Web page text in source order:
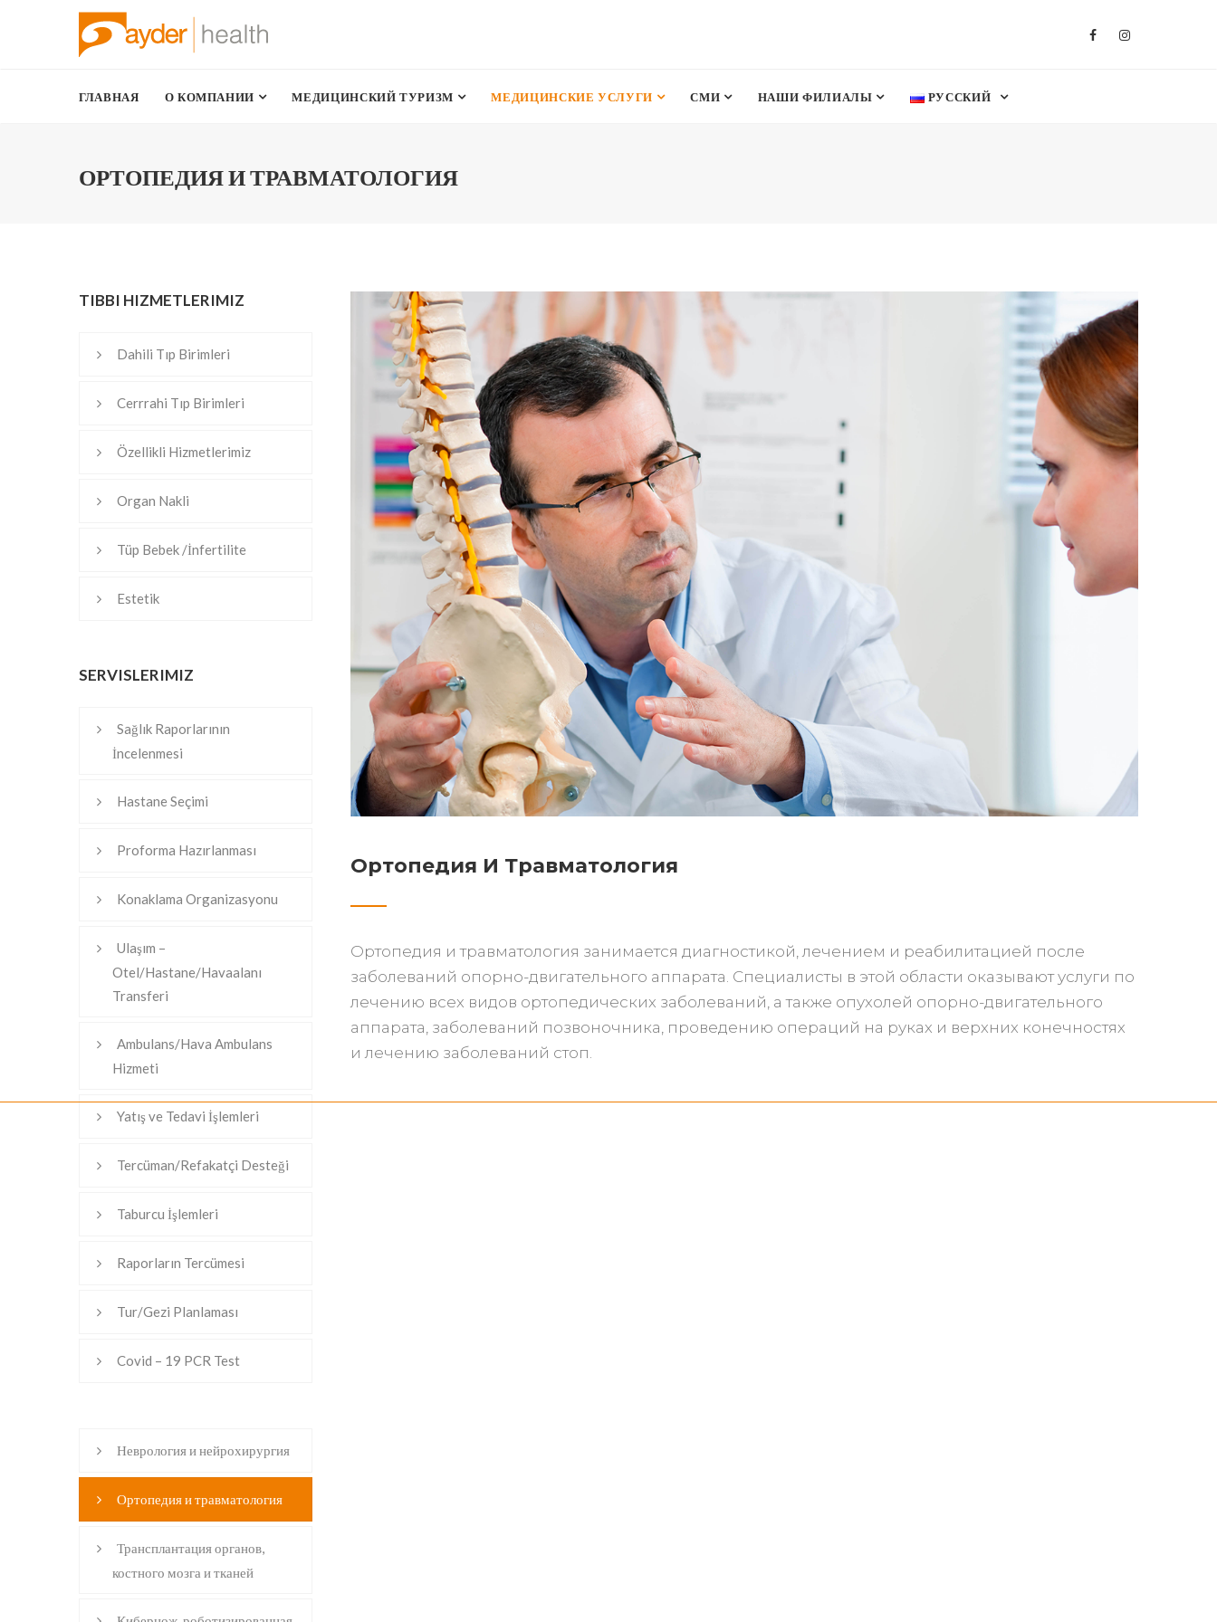
ГЛАВНАЯ О КОМПАНИИ МЕДИЦИНСКИЙ ТУРИЗМ МЕДИЦИНСКИЕ УСЛУГИ СМИ НАШИ ФИЛИАЛЫ РУССКИЙ
ОРТОПЕДИЯ И ТРАВМАТОЛОГИЯ
Ортопедия И Травматология
Ортопедия и травматология занимается диагностикой, лечением и реабилитацией после
заболеваний опорно-двигательного аппарата. Специалисты в этой области оказывают услуги по
лечению всех видов ортопедических заболеваний, а также опухолей опорно-двигательного
аппарата, заболеваний позвоночника, проведению операций на руках и верхних конечностях
и лечению заболеваний стоп.
TIBBI HIZMETLERIMIZ
Dahili Tıp Birimleri
Cerrrahi Tıp Birimleri
Özellikli Hizmetlerimiz
Organ Nakli
Tüp Bebek /İnfertilite
Estetik
SERVISLERIMIZ
Sağlık Raporlarının
İncelenmesi
Hastane Seçimi
Proforma Hazırlanması
Konaklama Organizasyonu
Ulaşım –
Otel/Hastane/Havaalanı
Transferi
Ambulans/Hava Ambulans
Hizmeti
Yatış ve Tedavi İşlemleri
Tercüman/Refakatçi Desteği
Taburcu İşlemleri
Raporların Tercümesi
Tur/Gezi Planlaması
Covid – 19 PCR Test
Неврология и нейрохирургия
Ортопедия и травматология
Трансплантация органов,
костного мозга и тканей